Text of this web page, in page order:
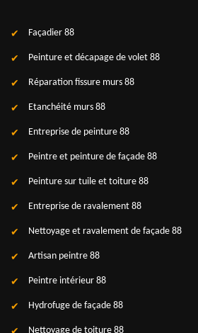
Façadier 88
Peinture et décapage de volet 88
Réparation fissure murs 88
Etanchéité murs 88
Entreprise de peinture 88
Peintre et peinture de façade 88
Peinture sur tuile et toiture 88
Entreprise de ravalement 88
Nettoyage et ravalement de façade 88
Artisan peintre 88
Peintre intérieur 88
Hydrofuge de façade 88
Nettoyage de toiture 88